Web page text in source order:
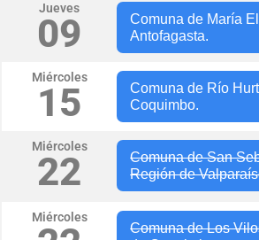
Jueves
09
Comuna de María
Antofagasta.
Miércoles
15
Comuna de Río
Coquimbo.
Miércoles
22
Comuna de San
Región de
Miércoles
Comuna de Los